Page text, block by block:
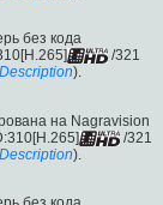
без кода
/321
).
на Nagravision
/321
).